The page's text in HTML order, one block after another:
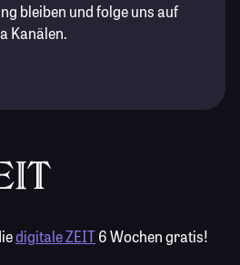
bleiben und folge uns auf
Kanälen.
digitale ZEIT6 Wochen gratis!